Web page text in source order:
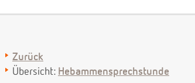
Zurück
Übersicht: Hebammensprechstunde